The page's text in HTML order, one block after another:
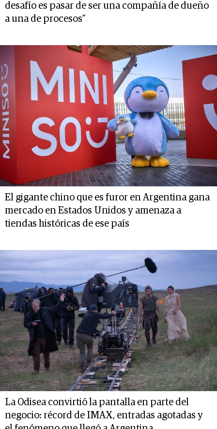
desafío es pasar de ser una compañía de dueño
a una de procesos”
El gigante chino que es furor en Argentina gana
mercado en Estados Unidos y amenaza a
tiendas históricas de ese país
La Odisea convirtió la pantalla en parte del
negocio: récord de IMAX, entradas agotadas y